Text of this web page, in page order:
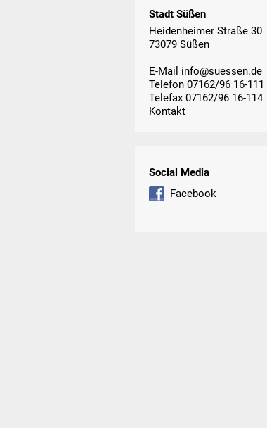
Stadt Süßen
Heidenheimer Straße 30
73079 Süßen
E-Mail info@suessen.de
Telefon 07162/96 16-111
Telefax 07162/96 16-114
Kontakt
Social Media
Facebook